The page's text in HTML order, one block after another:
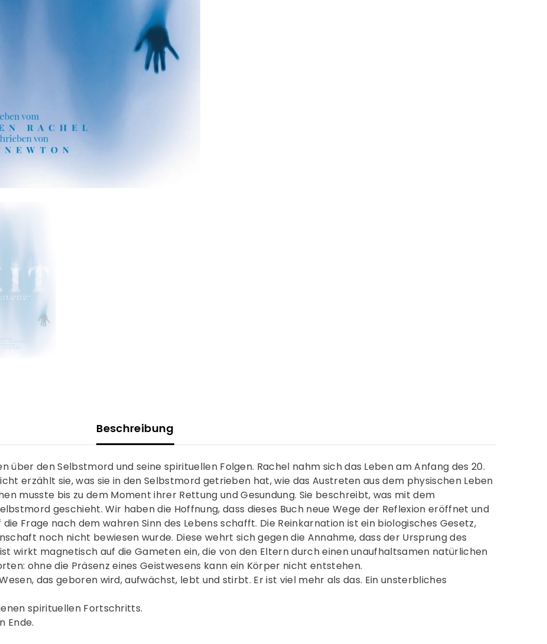
Beschreibung
über den Selbstmord und seine spirituellen Folgen. Rachel nahm sich das Leben am Anfang des 20.
erzählt sie, was sie in den Selbstmord getrieben hat, wie das Austreten aus dem physischen Leben
musste bis zu dem Moment ihrer Rettung und Gesundung. Sie beschreibt, was mit dem
geschieht. Wir haben die Hoffnung, dass dieses Buch neue Wege der Reflexion eröffnet und
Frage nach dem wahren Sinn des Lebens schafft. Die Reinkarnation ist ein biologisches Gesetz,
noch nicht bewiesen wurde. Diese wehrt sich gegen die Annahme, dass der Ursprung des
wirkt magnetisch auf die Gameten ein, die von den Eltern durch einen unaufhaltsamen natürlichen
ohne die Präsenz eines Geistwesens kann ein Körper nicht entstehen.
das geboren wird, aufwächst, lebt und stirbt. Er ist viel mehr als das. Ein unsterbliches
spirituellen Fortschritts.
Ende.